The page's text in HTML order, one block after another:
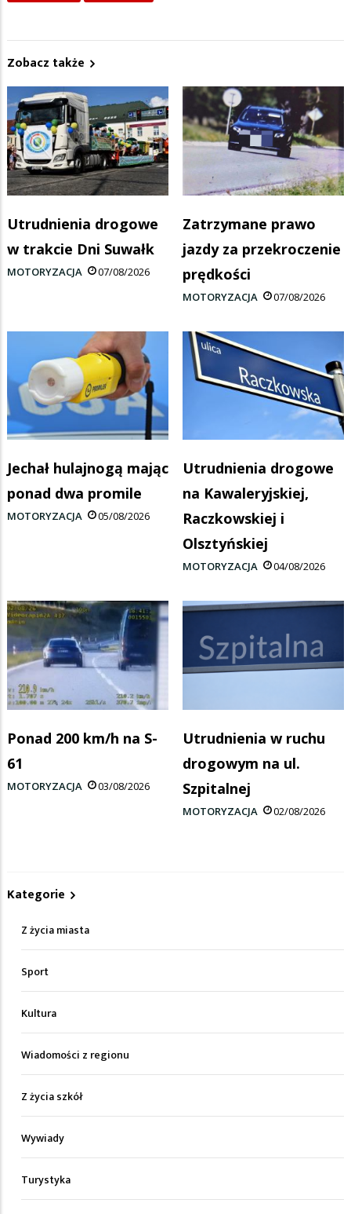
Zobacz także
Utrudnienia drogowe
w trakcie Dni Suwałk
MOTORYZACJA 07/08/2026
Zatrzymane prawo
jazdy za przekroczenie
prędkości
MOTORYZACJA 07/08/2026
Jechał hulajnogą mając
ponad dwa promile
MOTORYZACJA 05/08/2026
Utrudnienia drogowe
na Kawaleryjskiej,
Raczkowskiej i
Olsztyńskiej
MOTORYZACJA 04/08/2026
Ponad 200 km/h na S-
61
MOTORYZACJA 03/08/2026
Utrudnienia w ruchu
drogowym na ul.
Szpitalnej
MOTORYZACJA 02/08/2026
Kategorie
Z życia miasta
Sport
Kultura
Wiadomości z regionu
Z życia szkół
Wywiady
Turystyka